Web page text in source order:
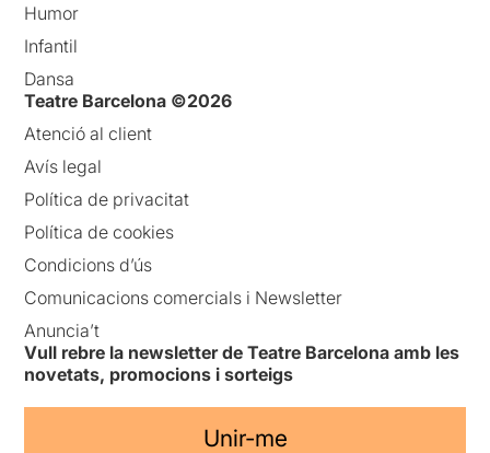
Humor
Infantil
Dansa
Teatre Barcelona ©2026
Atenció al client
Avís legal
Política de privacitat
Política de cookies
Condicions d’ús
Comunicacions comercials i Newsletter
Anuncia’t
Vull rebre la newsletter de Teatre Barcelona amb les
novetats, promocions i sorteigs
Unir-me